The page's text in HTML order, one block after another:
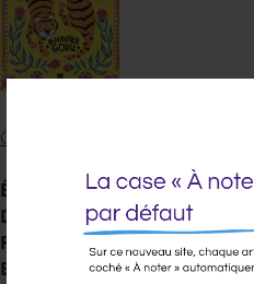
GOVIL BHAVIKA
Éditeur : MARTINIERE BL
Date de parution :03/04/2026
Famille : 0000
EAN 13 : 9791040123897